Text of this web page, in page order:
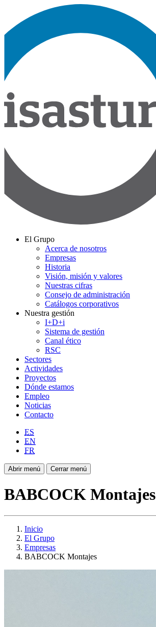
El Grupo
Acerca de nosotros
Empresas
Historia
Visión, misión y valores
Nuestras cifras
Consejo de administración
Catálogos corporativos
Nuestra gestión
I+D+i
Sistema de gestión
Canal ético
RSC
Sectores
Actividades
Proyectos
Dónde estamos
Empleo
Noticias
Contacto
ES
EN
FR
Abrir menú Cerrar menú
BABCOCK Montajes
Inicio
El Grupo
Empresas
BABCOCK Montajes